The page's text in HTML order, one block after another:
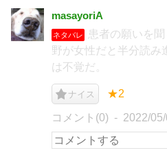
masayoriA
ネタバレ
患者の願いを
野が女性だと半分読み
は不覚だ。
ナイス ★2
コメント(0) 2022/